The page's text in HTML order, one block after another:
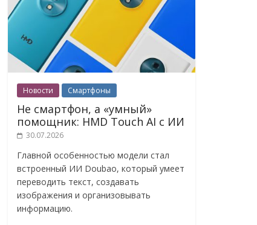
Новости Смартфоны
Не смартфон, а «умный»
помощник: HMD Touch AI с ИИ
30.07.2026
Главной особенностью модели стал
встроенный ИИ Doubao, который умеет
переводить текст, создавать
изображения и организовывать
информацию.